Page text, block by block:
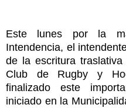
Este lunes por la
Intendencia, el
de la escritura
Club de Rugby y
finalizado este
iniciado en la